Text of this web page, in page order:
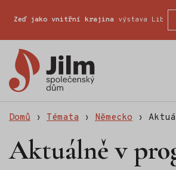
Zeď jako vnitřní krajina výstava
Domů › Témata › Německo ›
Aktuálně v